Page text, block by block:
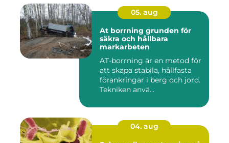
05. aug
At borrning grunden för
säkra och hållbara
markarbeten
AT-borrning är en metod för
att skapa stabila, hållfasta
förankringar i berg och jord.
Tekniken anvä...
04. aug